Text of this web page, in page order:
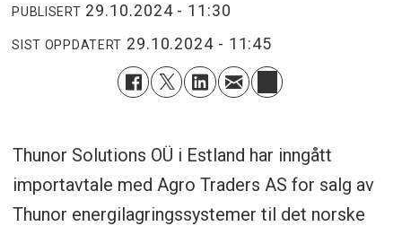
PUBLISERT 29.10.2024 - 11:30
SIST OPPDATERT 29.10.2024 - 11:45
Thunor Solutions OÜ i Estland har inngått
importavtale med Agro Traders AS for salg av
Thunor energilagringssystemer til det norske